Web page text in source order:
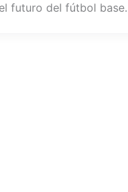
futuro del fútbol base.